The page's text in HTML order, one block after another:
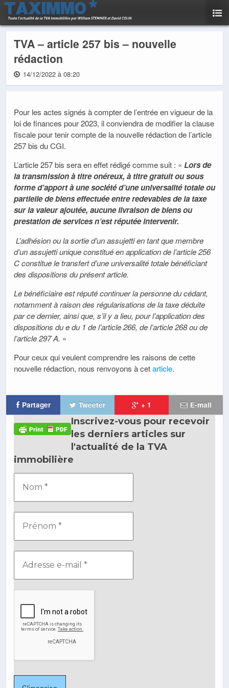
TVA – article 257 bis – nouvelle
rédaction
14/12/2022 à 08:20
Pour les actes signés à compter de l’entrée en vigueur de la
loi de finances pour 2023, il conviendra de modifier la clause
fiscale pour tenir compte de la nouvelle rédaction de l’article
257 bis du CGI.
L’article 257 bis sera en effet rédigé comme suit : « Lors de
la transmission à titre onéreux, à titre gratuit ou sous
forme d’apport à une société d’une universalité totale ou
partielle de biens effectuée entre redevables de la taxe
sur la valeur ajoutée, aucune livraison de biens ou
prestation de services n’est réputée intervenir.
L’adhésion ou la sortie d’un assujetti en tant que membre
d’un assujetti unique constitué en application de l’article 256
C constitue le transfert d’une universalité totale bénéficiant
des dispositions du présent article.
Le bénéficiaire est réputé continuer la personne du cédant,
notamment à raison des régularisations de la taxe déduite
par ce dernier, ainsi que, s’il y a lieu, pour l’application des
dispositions du e du 1 de l’article 266, de l’article 268 ou de
l’article 297 A. »
Pour ceux qui veulent comprendre les raisons de cette
nouvelle rédaction, nous renvoyons à cetarticle.
Partager Tweeter + 1 E-mail
Inscrivez-vous pour recevoir
les derniers articles sur
l'actualité de la TVA
immobilière